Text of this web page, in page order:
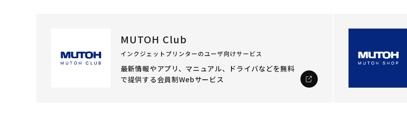
MUTOH Club
インクジェットプリンターのユーザ向けサービス
最新情報やアプリ、マニュアル、ドライバなどを無料
で提供する会員制Webサービス